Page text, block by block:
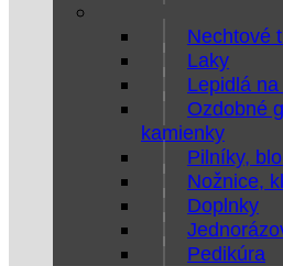
Nechtové
Laky
Lepidlá
Ozdobné
kamienky
Pilníky,
Nožnice,
Doplnky
Pedikúra